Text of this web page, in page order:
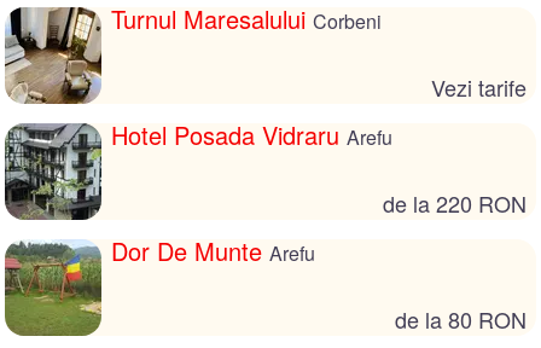
Turnul Maresalului Corbeni
Vezi tarife
Hotel Posada Vidraru Arefu
de la 220 RON
Dor De Munte Arefu
de la 80 RON